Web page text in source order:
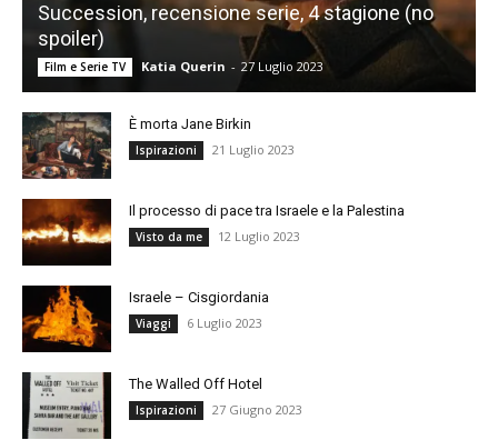
Succession, recensione serie, 4 stagione (no
spoiler)
Film e Serie TV Katia Querin - 27 Luglio 2023
È morta Jane Birkin
Ispirazioni 21 Luglio 2023
Il processo di pace tra Israele e la Palestina
Visto da me 12 Luglio 2023
Israele – Cisgiordania
Viaggi 6 Luglio 2023
The Walled Off Hotel
Ispirazioni 27 Giugno 2023